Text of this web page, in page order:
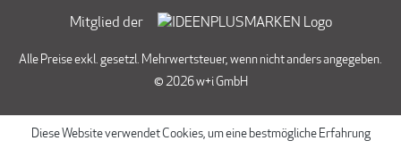
Mitglied der
Alle Preise exkl. gesetzl. Mehrwertsteuer, wenn nicht anders angegeben.
© 2026 w+i GmbH
Diese Website verwendet Cookies, um eine bestmögliche Erfahrung